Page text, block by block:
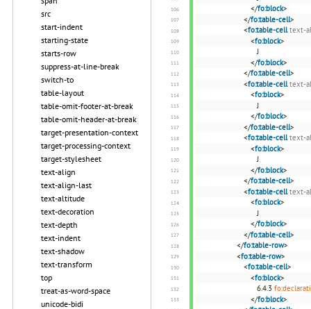
src
start-indent
starting-state
starts-row
suppress-at-line-break
switch-to
table-layout
table-omit-footer-at-break
table-omit-header-at-break
target-presentation-context
target-processing-context
target-stylesheet
text-align
text-align-last
text-altitude
text-decoration
text-depth
text-indent
text-shadow
text-transform
top
treat-as-word-space
unicode-bidi
</fo:block>
</fo:table-cell>
<fo:table-cell text-
<fo:block>
J
</fo:block>
</fo:table-cell>
<fo:table-cell text-
<fo:block>
J
</fo:block>
</fo:table-cell>
<fo:table-cell text-
<fo:block>
J
</fo:block>
</fo:table-cell>
<fo:table-cell text-
<fo:block>
J
</fo:block>
</fo:table-cell>
</fo:table-row>
<fo:table-row>
<fo:table-cell>
<fo:block>
6.4.3
</fo:block>